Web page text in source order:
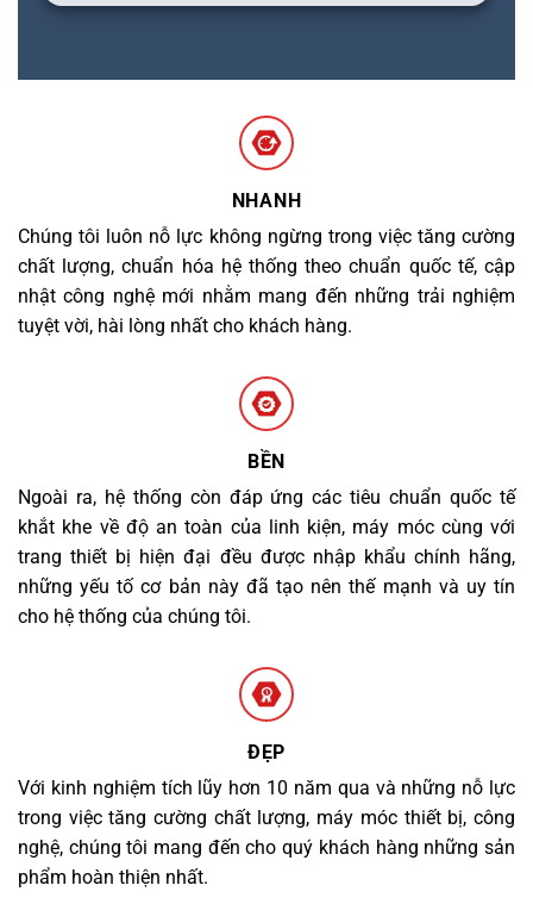
NHANH
Chúng tôi luôn nỗ lực không ngừng trong việc tăng cường
chất lượng, chuẩn hóa hệ thống theo chuẩn quốc tế, cập
nhật công nghệ mới nhằm mang đến những trải nghiệm
tuyệt vời, hài lòng nhất cho khách hàng.
BỀN
Ngoài ra, hệ thống còn đáp ứng các tiêu chuẩn quốc tế
khắt khe về độ an toàn của linh kiện, máy móc cùng với
trang thiết bị hiện đại đều được nhập khẩu chính hãng,
những yếu tố cơ bản này đã tạo nên thế mạnh và uy tín
cho hệ thống của chúng tôi.
ĐẸP
Với kinh nghiệm tích lũy hơn 10 năm qua và những nỗ lực
trong việc tăng cường chất lượng, máy móc thiết bị, công
nghệ, chúng tôi mang đến cho quý khách hàng những sản
phẩm hoàn thiện nhất.